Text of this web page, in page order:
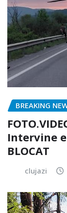
BREAKING
Intervine
BLOCAT
clujazi